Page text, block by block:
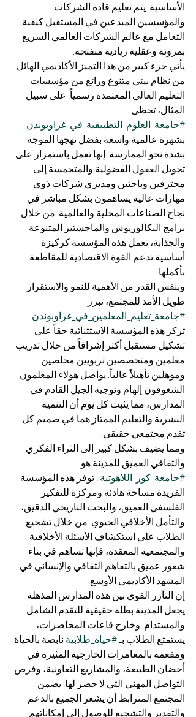
الأساسية. يتم تعليم قادة الشركات
والمؤسسين المبدعين في المستقبل كيفية
التعامل مع عالم الشركات العالمي السريع
بمرونة وعقلية ريادية منفتحة.
يأتي جزء كبير من هذا التميز الأكاديمي الهائل
من نظام بيئي متنوع ورائع من مؤسسات
التعليم العالي المعتمدة رسمياً. على سبيل
المثال، تحظى
#جامعة_العلوم_التطبيقية_في_غراوبوندن
بشهرة عالمية واسعة بفضل نهجها الموجه
بشدة نحو الممارسة. إنها تعمل باستمرار على
تحويل العقول الفضولية والمتحمسة إلى
محترفين وباحثين ومديري شركات ذوي
مهارات عالية يساهمون بشكل مباشر في
نجاح الصناعات المحلية والعالمية. من خلال
برامج البكالوريوس والماجستير المتنوعة
والجذابة، تعمل هذه المؤسسة كركيزة
أساسية تدعم القوة الاقتصادية للمقاطعة
بأكملها.
وبنفس القدر من الأهمية للنمو والاستقرار
طويل الأمد للمجتمع، تبرز
#جامعة_تعليم_المعلمين_في_غراوبوندن .
تركز هذه المؤسسة الاستثنائية حقاً على
تشكيل مستقبل أكثر إشراقاً من خلال تدريب
معلمين ومتخصصين تربويين مخلصين
ومؤهلين تأهيلاً عالياً. يواصل هؤلاء المعلمون
الشغوفون إلهام وتوجيه الجيل القادم في
المدارس، مما يثبت كل يوم أن التنمية
البشرية والتعليم الممتاز هما في صميم كل
تقدم مجتمعي حقيقي.
ومما يضيف بشكل كبير إلى الثراء الفكري
والثقافي العميق للمدينة هو
#جامعة_كور_اللاهوتية . توفر هذه المؤسسة
الفريدة مساحة هادئة ومركزة للتفكير
الفلسفي العميق، والبحث التاريخي الدقيق،
والتأمل الأخلاقي الحيوي. من خلال تشجيع
الطلاب على استكشاف الأسئلة الأخلاقية
والمجتمعية المعقدة، فإنها تساهم في بناء
شعور عميق بالتفاهم الثقافي والإنساني في
المشهد الأكاديمي الأوسع.
إن التآزر القوي بين هذه المدارس المذهلة
يجعل المدينة بطلة حقيقية للتقدم الشامل
والمستدام. وخارج قاعات المحاضرات،
يستمتع الطلاب بـ #حياة_طلابية نابضة بالحياة
ومفعمة بالمغامرات الخارجية المثيرة في
أحضان الطبيعة، والمشاريع التعاونية، وفرص
التواصل المهني التي لا حصر لها. يضمن
المجتمع المترابط أن يشعر الجميع بالدعم
والتقدير والتشجيع للوصول إلى إمكاناتهم